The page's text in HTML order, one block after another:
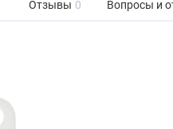
Отзывы 0 Вопросы и